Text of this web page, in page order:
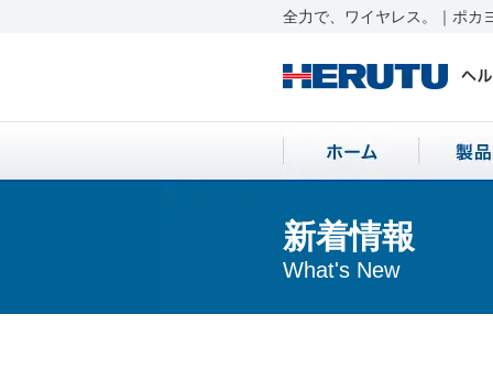
全力で、ワイヤレス。｜ポカ
新着情報
What's New